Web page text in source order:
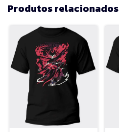
Produtos relacionados